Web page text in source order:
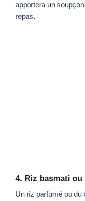
apportera un
repas.
4. Riz basmati ou
Un riz parfumé ou du